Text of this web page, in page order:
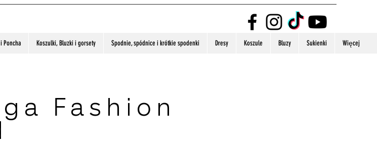
Poncha Koszulki, Bluzki i gorsety Spodnie, spódnice i krótkie spodenki Dresy Koszule Bluzy Sukienki Więcej
Fashion